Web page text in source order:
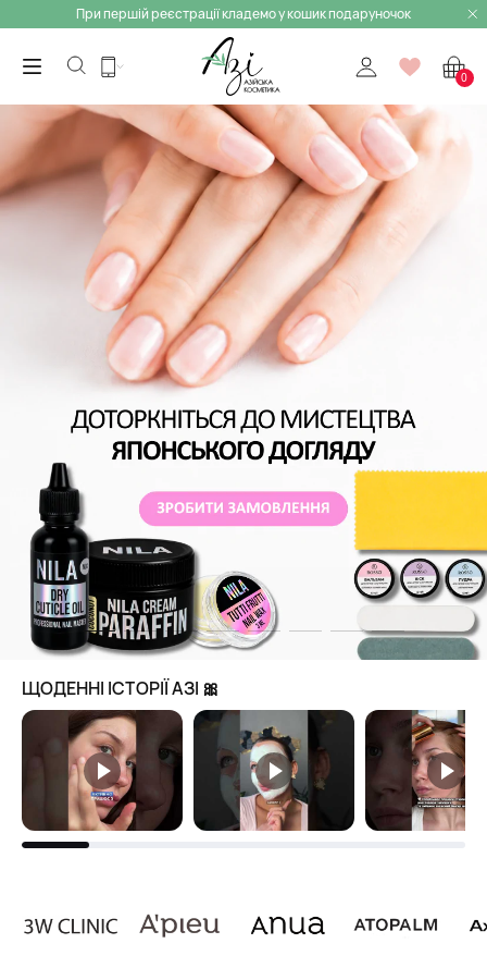
При першій реєстрації кладемо у кошик подаруночок
0
ЩОДЕННІ ІСТОРІЇ АЗІ 🎀